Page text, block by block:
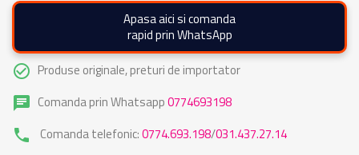
Apasa aici si comanda
rapid prin WhatsApp
check_circle_outline Produse originale, preturi de importator
chat Comanda prin Whatsapp0774693198
phone Comanda telefonic:0774.693.198/031.437.27.14